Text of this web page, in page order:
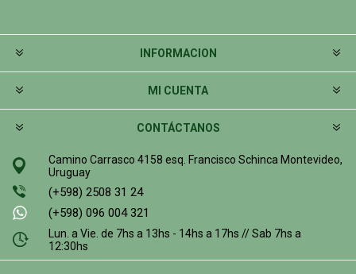
INFORMACION
MI CUENTA
CONTÁCTANOS
Camino Carrasco 4158 esq. Francisco Schinca Montevideo,
Uruguay
(+598) 2508 31 24
(+598) 096 004 321
Lun. a Vie. de 7hs a 13hs - 14hs a 17hs // Sab 7hs a
12:30hs